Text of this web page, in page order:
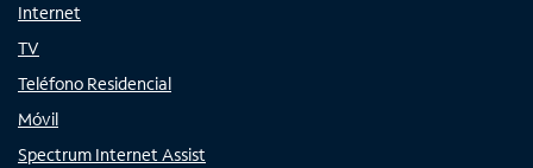
Internet
TV
Teléfono Residencial
Móvil
Spectrum Internet Assist